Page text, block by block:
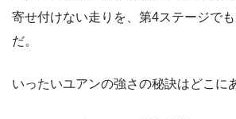
寄せ付けない走りを、第4ステージで
だ。
いったいユアンの強さの秘訣はどこに